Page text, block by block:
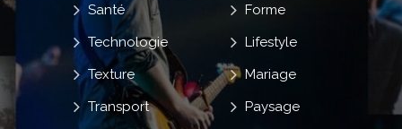
Forme
Lifestyle
Mariage
Paysage
Santé
Technologie
Texture
Transport